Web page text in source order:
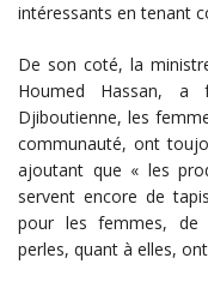
intéressants en tenant
De son coté, la
Houmed Hassan,
Djiboutienne, les
communauté, ont
ajoutant que « les
servent encore de
pour les femmes, de
perles, quant à elles,